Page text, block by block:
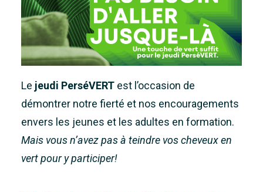
Le jeudi PerséVERT est l’occasion de
démontrer notre fierté et nos encouragements
envers les jeunes et les adultes en formation.
Mais vous n’avez pas à teindre vos cheveux en
vert pour y participer!